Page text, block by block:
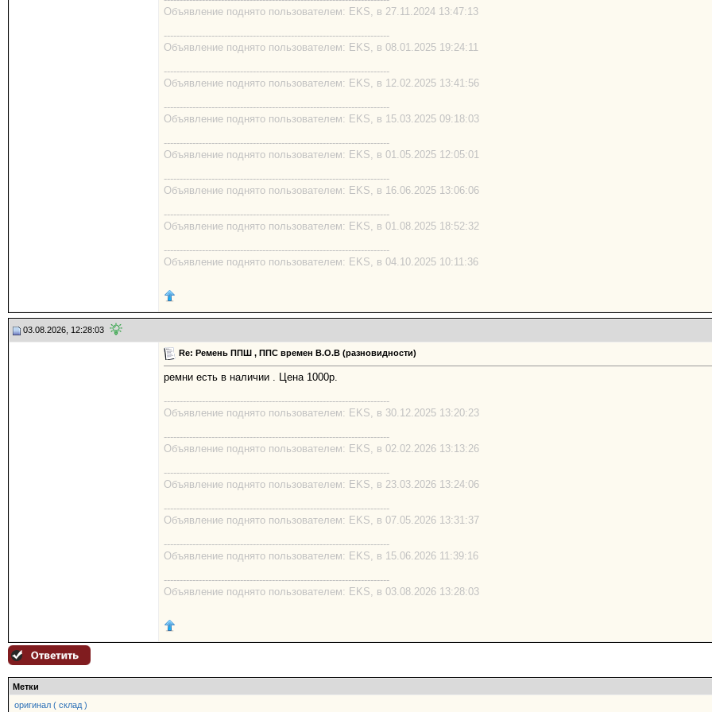
Объявление поднято пользователем: EKS, в 27.11.2024 13:47:13
-----------------------------------------------------------------------
Объявление поднято пользователем: EKS, в 08.01.2025 19:24:11
-----------------------------------------------------------------------
Объявление поднято пользователем: EKS, в 12.02.2025 13:41:56
-----------------------------------------------------------------------
Объявление поднято пользователем: EKS, в 15.03.2025 09:18:03
-----------------------------------------------------------------------
Объявление поднято пользователем: EKS, в 01.05.2025 12:05:01
-----------------------------------------------------------------------
Объявление поднято пользователем: EKS, в 16.06.2025 13:06:06
-----------------------------------------------------------------------
Объявление поднято пользователем: EKS, в 01.08.2025 18:52:32
-----------------------------------------------------------------------
Объявление поднято пользователем: EKS, в 04.10.2025 10:11:36
03.08.2026, 12:28:03
Re: Ремень ППШ , ППС времен В.О.В (разновидности)
ремни есть в наличии . Цена 1000р.
-----------------------------------------------------------------------
Объявление поднято пользователем: EKS, в 30.12.2025 13:20:23
-----------------------------------------------------------------------
Объявление поднято пользователем: EKS, в 02.02.2026 13:13:26
-----------------------------------------------------------------------
Объявление поднято пользователем: EKS, в 23.03.2026 13:24:06
-----------------------------------------------------------------------
Объявление поднято пользователем: EKS, в 07.05.2026 13:31:37
-----------------------------------------------------------------------
Объявление поднято пользователем: EKS, в 15.06.2026 11:39:16
-----------------------------------------------------------------------
Объявление поднято пользователем: EKS, в 03.08.2026 13:28:03
Метки
оригинал ( склад )